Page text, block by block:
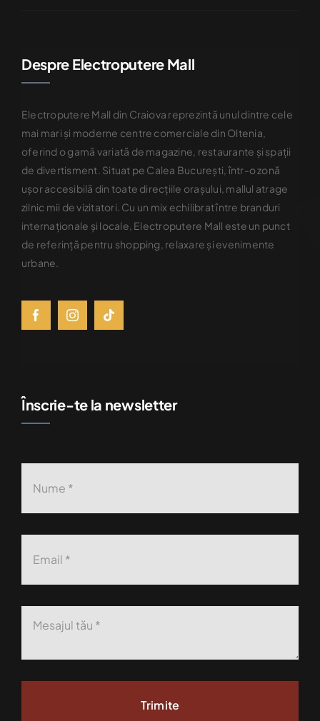
Despre Electroputere Mall
Electroputere Mall din Craiova reprezintă unul dintre cele
mai mari şi moderne centre comerciale din Oltenia,
oferind o gamă variată de magazine, restaurante şi spaţii
de divertisment. Situat pe Calea Bucureşti, într-o zonă
uşor accesibilă din toate direcţiile oraşului, mallul atrage
zilnic mii de vizitatori. Cu un mix echilibrat între branduri
internaţionale şi locale, Electroputere Mall este un punct
de referinţă pentru shopping, relaxare şi evenimente
urbane.
Înscrie-te la newsletter
Trimite